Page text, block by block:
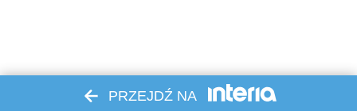
PRZEJDŹ NA